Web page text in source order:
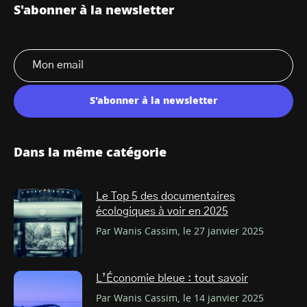
S'abonner à la newsletter
S'abonner à la newsletter
Dans la même catégorie
Le Top 5 des documentaires
écologiques à voir en 2025
Par Wanis Cassim, le 27 janvier 2025
L’Économie bleue : tout savoir
Par Wanis Cassim, le 14 janvier 2025